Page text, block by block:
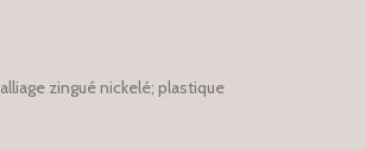
alliage zingué nickelé; plastique